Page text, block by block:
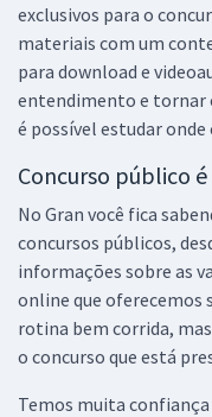
exclusivos para o
materiais com um
para download e
entendimento e tornar
é possível estudar onde
Concurso público é
No Gran você fica
concursos públicos,
informações sobre as
online que oferecemos
rotina bem corrida,
o concurso que está
Temos muita confiança